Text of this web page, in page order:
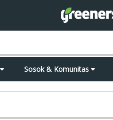
Sosok & Komunitas